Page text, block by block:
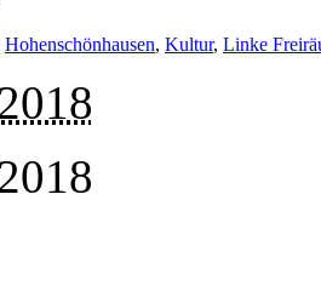
Hohenschönhausen, Kultur, Linke